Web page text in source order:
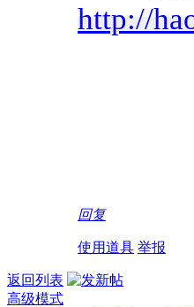
http://
回复
使用道具 举报
返回列表
高级模式